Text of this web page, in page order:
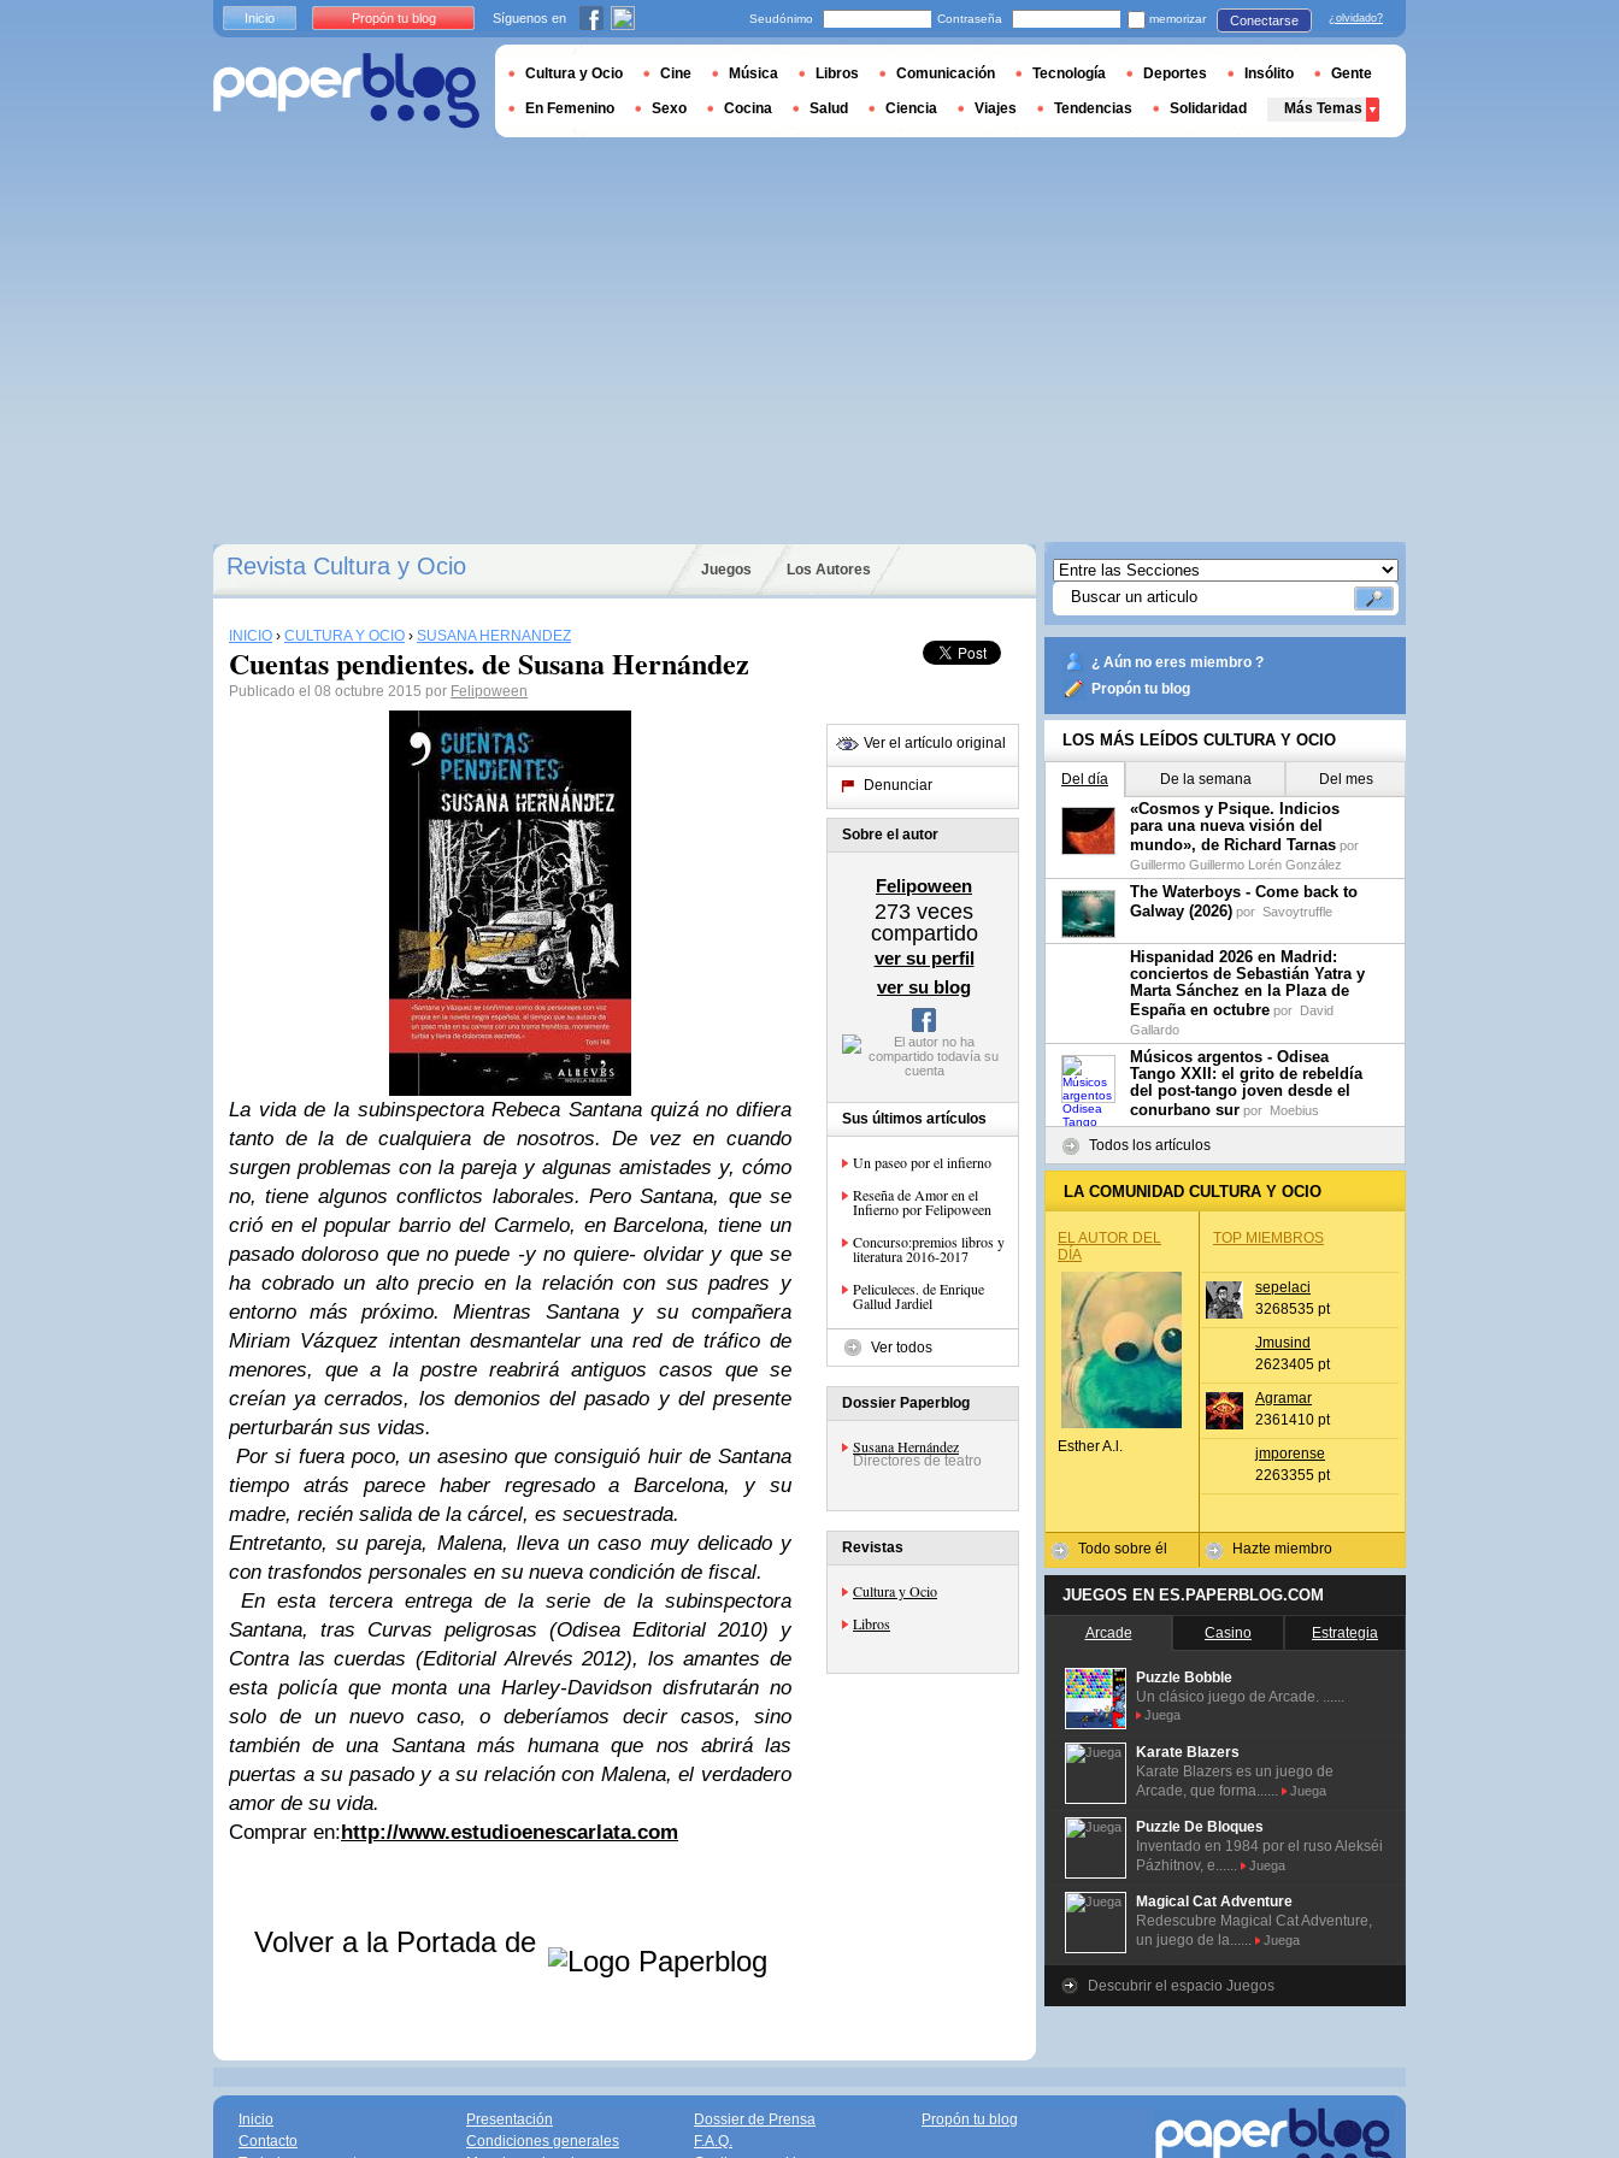
Revista Cultura y Ocio Juegos Los Autores
INICIO › CULTURA Y OCIO › SUSANA HERNÁNDEZ
Cuentas pendientes. de Susana Hernández
Publicado el 08 octubre 2015 por Felipoween
La vida de la subinspectora Rebeca Santana quizá no difiera
tanto de la de cualquiera de nosotros. De vez en cuando
surgen problemas con la pareja y algunas amistades y, cómo
no, tiene algunos conflictos laborales. Pero Santana, que se
crió en el popular barrio del Carmelo, en Barcelona, tiene un
pasado doloroso que no puede -y no quiere- olvidar y que se
ha cobrado un alto precio en la relación con sus padres y
entorno más próximo. Mientras Santana y su compañera
Miriam Vázquez intentan desmantelar una red de tráfico de
menores, que a la postre reabrirá antiguos casos que se
creían ya cerrados, los demonios del pasado y del presente
perturbarán sus vidas.
Por si fuera poco, un asesino que consiguió huir de Santana
tiempo atrás parece haber regresado a Barcelona, y su
madre, recién salida de la cárcel, es secuestrada.
Entretanto, su pareja, Malena, lleva un caso muy delicado y
con trasfondos personales en su nueva condición de fiscal.
En esta tercera entrega de la serie de la subinspectora
Santana, tras Curvas peligrosas (Odisea Editorial 2010) y
Contra las cuerdas (Editorial Alrevés 2012), los amantes de
esta policía que monta una Harley-Davidson disfrutarán no
solo de un nuevo caso, o deberíamos decir casos, sino
también de una Santana más humana que nos abrirá las
puertas a su pasado y a su relación con Malena, el verdadero
amor de su vida.
Comprar en:http://www.estudioenescarlata.com
Volver a la Portada de
Ver el artículo original
Denunciar
Sobre el autor
Felipoween
273 veces
compartido
ver su perfil
ver su blog
Sus últimos artículos
Un paseo por el infierno
Reseña de Amor en el
Infierno por Felipoween
Concurso:premios libros y
literatura 2016-2017
Peliculeces. de Enrique
Gallud Jardiel
Ver todos
Dossier Paperblog
Susana Hernández
Directores de teatro
Revistas
Cultura y Ocio
Libros
¿ Aún no eres miembro ?
Propón tu blog
LOS MÁS LEÍDOS CULTURA Y OCIO
Del día De la semana Del mes
«Cosmos y Psique. Indicios
para una nueva visión del
mundo», de Richard Tarnas por
Guillermo Guillermo Lorén González
The Waterboys - Come back to
Galway (2026) por Savoytruffle
Hispanidad 2026 en Madrid:
conciertos de Sebastián Yatra y
Marta Sánchez en la Plaza de
España en octubre por David
Gallardo
Músicos argentos - Odisea
Tango XXII: el grito de rebeldía
del post-tango joven desde el
conurbano sur por Moebius
Todos los artículos
LA COMUNIDAD CULTURA Y OCIO
EL AUTOR DEL
DÍA
Esther A.l.
Todo sobre él
TOP MIEMBROS
sepelaci
3268535 pt
Jmusind
2623405 pt
Agramar
2361410 pt
jmporense
2263355 pt
Hazte miembro
JUEGOS EN ES.PAPERBLOG.COM
Arcade Casino Estrategia
Puzzle Bobble
Un clásico juego de Arcade. ......
Juega
Karate Blazers
Karate Blazers es un juego de
Arcade, que forma......
Juega
Puzzle De Bloques
Inventado en 1984 por el ruso Alekséi
Pázhitnov, e......
Juega
Magical Cat Adventure
Redescubre Magical Cat Adventure,
un juego de la......
Juega
Descubrir el espacio Juegos
Inicio Propón tu blog Síguenos en Seudónimo Contraseña memorizar Conectarse ¿olvidado?
Cultura y Ocio Cine Música Libros Comunicación Tecnología Deportes Insólito Gente
En Femenino Sexo Cocina Salud Ciencia Viajes Tendencias Solidaridad Más Temas
Inicio
Contacto
Presentación
Condiciones generales
Dossier de Prensa
F.A.Q.
Propón tu blog